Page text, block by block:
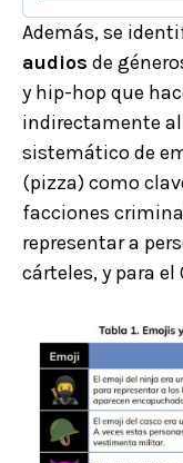
Además, se
audios de
y hip-hop que
indirectamente al
sistemático de
(pizza) como
facciones
representar a
cárteles, y para